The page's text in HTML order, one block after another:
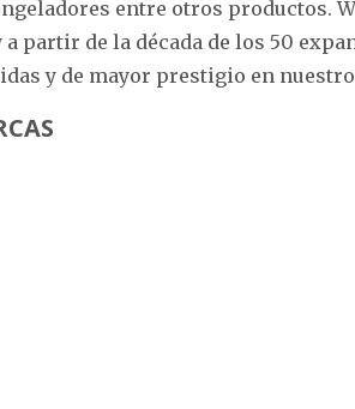
entre otros productos.
de la década de los 50
y de mayor prestigio en